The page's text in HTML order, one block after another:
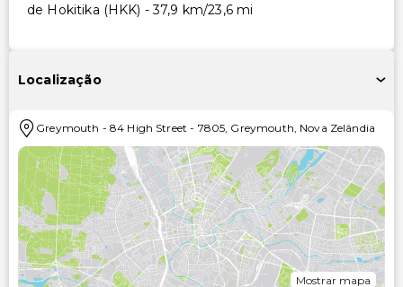
de Hokitika (HKK) - 37,9 km/23,6 mi
Localização
Greymouth - 84 High Street - 7805 Greymouth Nova Zelândia
Mostrar mapa